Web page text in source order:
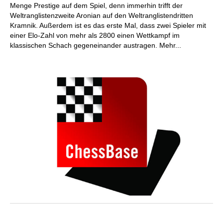
Menge Prestige auf dem Spiel, denn immerhin trifft der
Weltranglistenzweite Aronian auf den Weltranglistendritten
Kramnik. Außerdem ist es das erste Mal, dass zwei Spieler mit
einer Elo-Zahl von mehr als 2800 einen Wettkampf im
klassischen Schach gegeneinander austragen. Mehr...